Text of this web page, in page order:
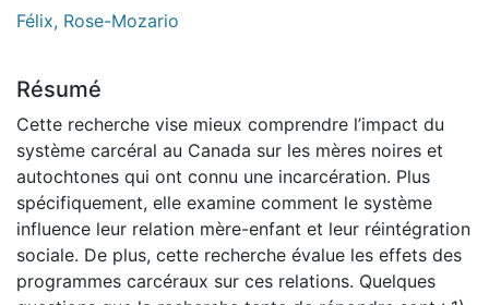
Félix, Rose-Mozario
Résumé
Cette recherche vise mieux comprendre l’impact du
système carcéral au Canada sur les mères noires et
autochtones qui ont connu une incarcération. Plus
spécifiquement, elle examine comment le système
influence leur relation mère-enfant et leur réintégration
sociale. De plus, cette recherche évalue les effets des
programmes carcéraux sur ces relations. Quelques